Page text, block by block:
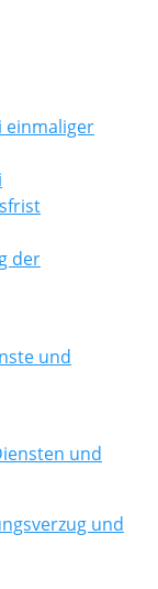
einmaliger
der
und
und
und